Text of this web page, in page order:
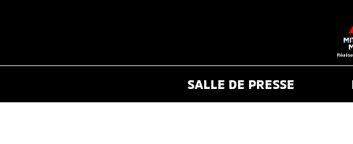
SALLE DE PRESSE